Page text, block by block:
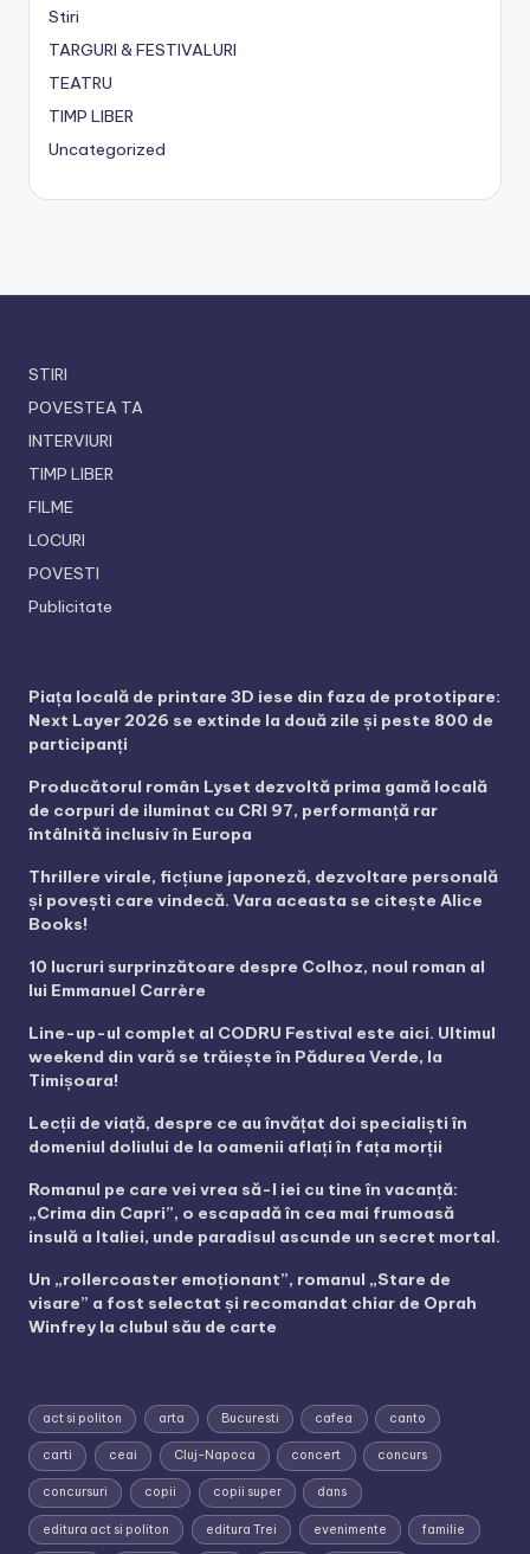
Stiri
TARGURI & FESTIVALURI
TEATRU
TIMP LIBER
Uncategorized
STIRI
POVESTEA TA
INTERVIURI
TIMP LIBER
FILME
LOCURI
POVESTI
Publicitate
Piața locală de printare 3D iese din faza de prototipare:
Next Layer 2026 se extinde la două zile și peste 800 de
participanți
Producătorul român Lyset dezvoltă prima gamă locală
de corpuri de iluminat cu CRI 97, performanță rar
întâlnită inclusiv în Europa
Thrillere virale, ficțiune japoneză, dezvoltare personală
și povești care vindecă. Vara aceasta se citește Alice
Books!
10 lucruri surprinzătoare despre Colhoz, noul roman al
lui Emmanuel Carrère
Line-up-ul complet al CODRU Festival este aici. Ultimul
weekend din vară se trăiește în Pădurea Verde, la
Timișoara!
Lecții de viață, despre ce au învățat doi specialiști în
domeniul doliului de la oamenii aflați în fața morții
Romanul pe care vei vrea să-l iei cu tine în vacanță:
„Crima din Capri”, o escapadă în cea mai frumoasă
insulă a Italiei, unde paradisul ascunde un secret mortal.
Un „rollercoaster emoționant”, romanul „Stare de
visare” a fost selectat și recomandat chiar de Oprah
Winfrey la clubul său de carte
act si politon arta Bucuresti cafea canto
carti ceai Cluj-Napoca concert concurs
concursuri copii copii super dans
editura act si politon editura Trei evenimente familie